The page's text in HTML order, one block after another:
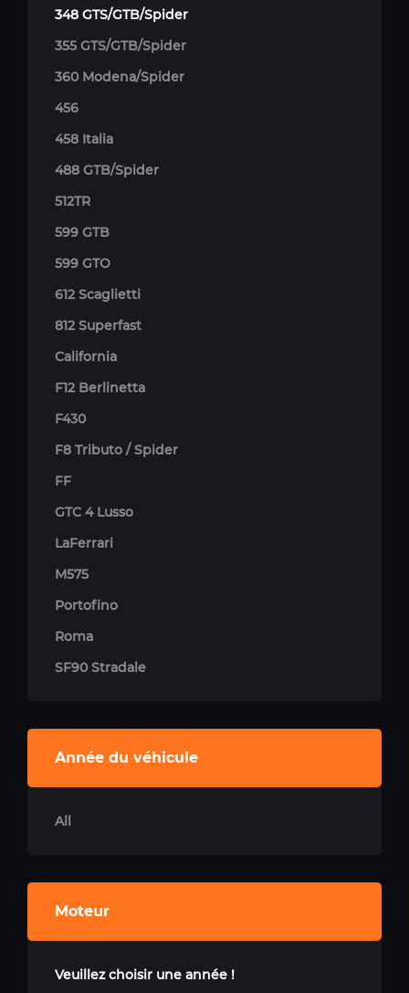
348 GTS/GTB/Spider
355 GTS/GTB/Spider
360 Modena/Spider
456
458 Italia
488 GTB/Spider
512TR
599 GTB
599 GTO
612 Scaglietti
812 Superfast
California
F12 Berlinetta
F430
F8 Tributo / Spider
FF
GTC 4 Lusso
LaFerrari
M575
Portofino
Roma
SF90 Stradale
Année du véhicule
All
Moteur
Veuillez choisir une année !